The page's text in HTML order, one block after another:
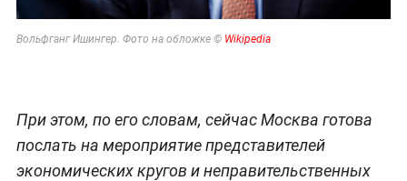
Вольфганг Ишингер. Фото на обложке © Wikipedia
При этом, по его словам, сейчас Москва готова
послать на мероприятие представителей
экономических кругов и неправительственных